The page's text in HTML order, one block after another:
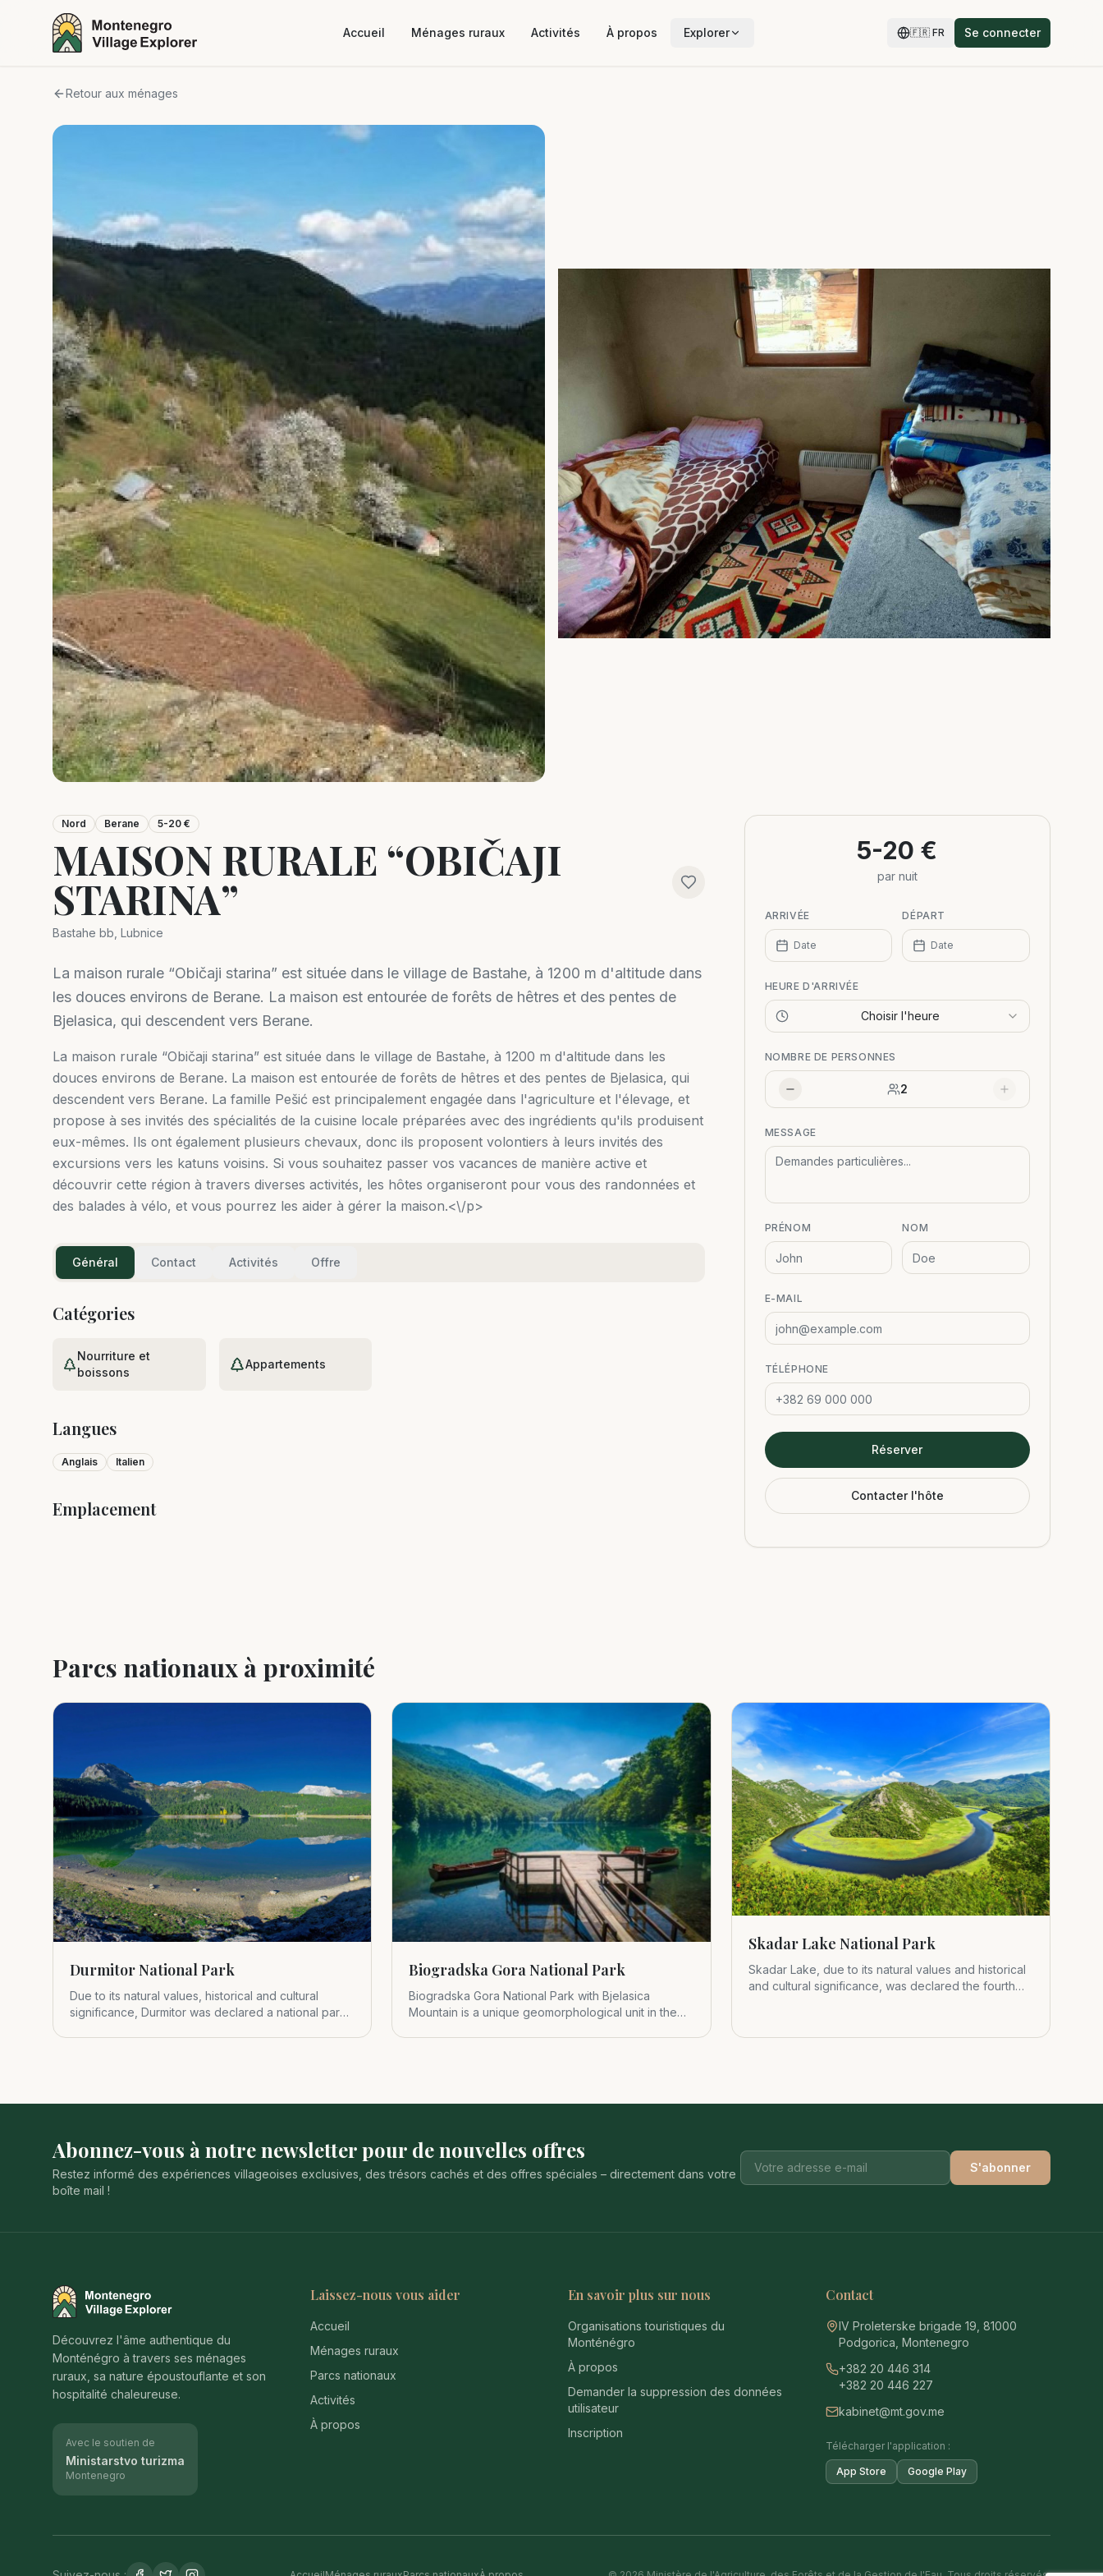
Accueil Ménages ruraux Activités À propos Explorer 🇫🇷 FR Se connecter
Retour aux ménages
Nord Berane 5-20 €
MAISON RURALE “OBIČAJI
STARINA”
Bastahe bb, Lubnice
La maison rurale “Običaji starina” est située dans le village de Bastahe, à 1200 m d'altitude dans
les douces environs de Berane. La maison est entourée de forêts de hêtres et des pentes de
Bjelasica, qui descendent vers Berane.
La maison rurale “Običaji starina” est située dans le village de Bastahe, à 1200 m d'altitude dans les
douces environs de Berane. La maison est entourée de forêts de hêtres et des pentes de Bjelasica, qui
descendent vers Berane. La famille Pešić est principalement engagée dans l'agriculture et l'élevage, et
propose à ses invités des spécialités de la cuisine locale préparées avec des ingrédients qu'ils produisent
eux-mêmes. Ils ont également plusieurs chevaux, donc ils proposent volontiers à leurs invités des
excursions vers les katuns voisins. Si vous souhaitez passer vos vacances de manière active et
découvrir cette région à travers diverses activités, les hôtes organiseront pour vous des randonnées et
des balades à vélo, et vous pourrez les aider à gérer la maison.<\/p>
Général Contact Activités Offre
Catégories
Nourriture et
boissons
Appartements
Langues
Anglais Italien
Emplacement
5-20 €
par nuit
ARRIVÉE
Date
DÉPART
Date
HEURE D'ARRIVÉE
Choisir l'heure
NOMBRE DE PERSONNES
2
MESSAGE
PRÉNOM NOM
E-MAIL
TÉLÉPHONE
Réserver
Contacter l'hôte
Parcs nationaux à proximité
Durmitor National Park
Due to its natural values, historical and cultural
significance, Durmitor was declared a national park
Biogradska Gora National Park
Biogradska Gora National Park with Bjelasica
Mountain is a unique geomorphological unit in the
Skadar Lake National Park
Skadar Lake, due to its natural values and historical
and cultural significance, was declared the fourth
Abonnez-vous à notre newsletter pour de nouvelles offres
Restez informé des expériences villageoises exclusives, des trésors cachés et des offres spéciales – directement dans votre
boîte mail !
S'abonner
Montenegro Village Explorer
Découvrez l'âme authentique du
Monténégro à travers ses ménages
ruraux, sa nature époustouflante et son
hospitalité chaleureuse.
Avec le soutien de
Ministarstvo turizma
Montenegro
Laissez-nous vous aider
Accueil
Ménages ruraux
Parcs nationaux
Activités
À propos
En savoir plus sur nous
Organisations touristiques du
Monténégro
À propos
Demander la suppression des données
utilisateur
Inscription
Contact
IV Proleterske brigade 19, 81000
Podgorica, Montenegro
+382 20 446 314
+382 20 446 227
kabinet@mt.gov.me
Télécharger l'application :
App Store Google Play